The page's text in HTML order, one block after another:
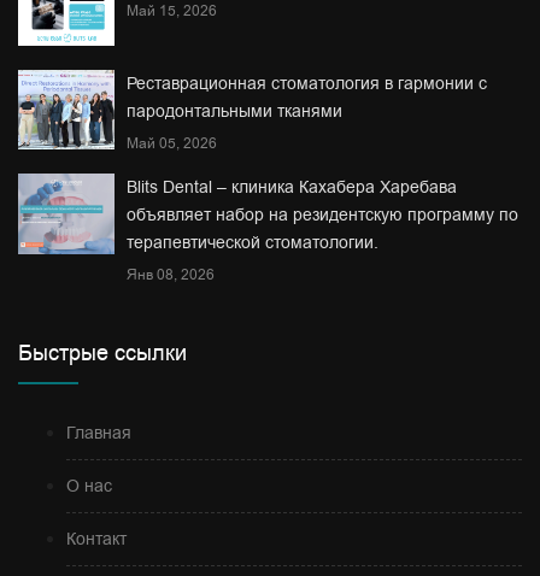
Май 15, 2026
Реставрационная стоматология в гармонии с
пародонтальными тканями
Май 05, 2026
Blits Dental – клиника Кахабера Харебава
объявляет набор на резидентскую программу по
терапевтической стоматологии.
Янв 08, 2026
Быстрые ссылки
Главная
О нас
Контакт